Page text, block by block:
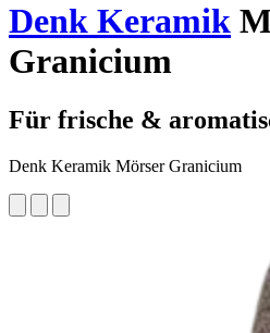
Denk Keramik
Granicium
Für frische &
Denk Keramik Mörser Granicium